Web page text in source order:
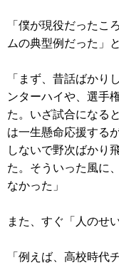
「僕が現役だったこ
ムの典型例だった」
「まず、昔話ばかり
ンターハイや、選手
た。いざ試合になる
は一生懸命応援する
しないで野次ばかり
た。そういった風に
なかった」
また、すぐ「人のせ
「例えば、高校時代